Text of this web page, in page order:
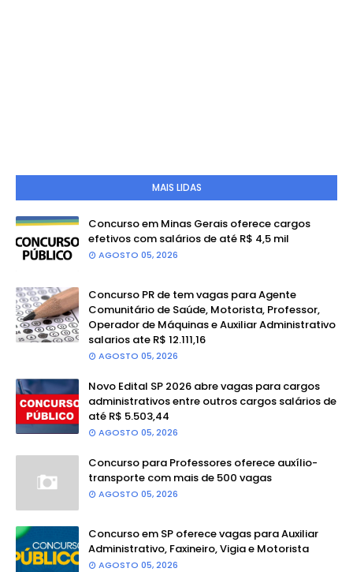
MAIS LIDAS
Concurso em Minas Gerais oferece cargos
efetivos com salários de até R$ 4,5 mil
AGOSTO 05, 2026
Concurso PR de tem vagas para Agente
Comunitário de Saúde, Motorista, Professor,
Operador de Máquinas e Auxiliar Administrativo
salarios ate R$ 12.111,16
AGOSTO 05, 2026
Novo Edital SP 2026 abre vagas para cargos
administrativos entre outros cargos salários de
até R$ 5.503,44
AGOSTO 05, 2026
Concurso para Professores oferece auxílio-
transporte com mais de 500 vagas
AGOSTO 05, 2026
Concurso em SP oferece vagas para Auxiliar
Administrativo, Faxineiro, Vigia e Motorista
AGOSTO 05, 2026